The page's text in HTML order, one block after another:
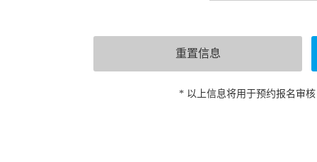
* 以上信息将用于预约报名审